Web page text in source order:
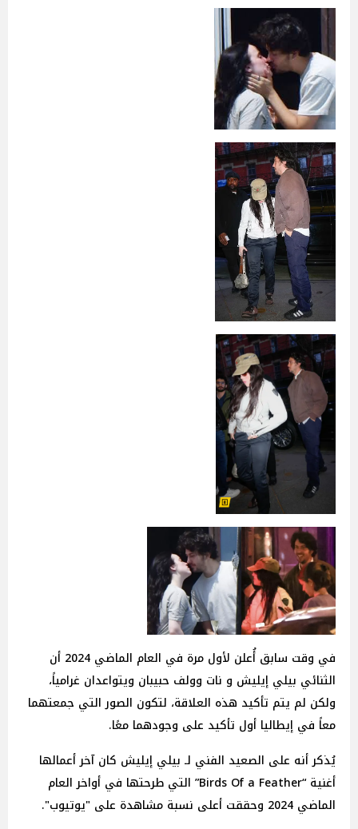
في وقت سابق أُعلن لأول مرة في العام الماضي 2024 أن
الثنائي بيلي إيليش و نات وولف حبيبان ويتواعدان غرامياً،
ولكن لم يتم تأكيد هذه العلاقة، لتكون الصور التي جمعتهما
معاً في إيطاليا أول تأكيد على وجودهما معًا.
يُذكر أنه على الصعيد الفني لـ بيلي إيليش كان آخر أعمالها
أغنية “Birds Of a Feather” التي طرحتها في أواخر العام
الماضي 2024 وحققت أعلى نسبة مشاهدة على "يوتيوب".